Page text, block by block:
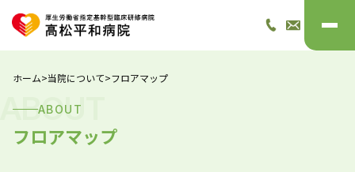
ホーム>当院について>フロアマップ
ABOUT
ABOUT
フロアマップ